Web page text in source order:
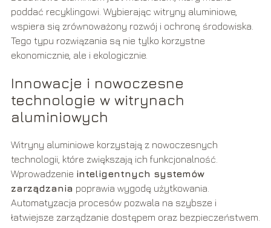
poddać recyklingowi. Wybierając witryny aluminiowe,
wspiera się zrównoważony rozwój i ochronę środowiska.
Tego typu rozwiązania są nie tylko korzystne
ekonomicznie, ale i ekologicznie.
Innowacje i nowoczesne
technologie w witrynach
aluminiowych
Witryny aluminiowe korzystają z nowoczesnych
technologii, które zwiększają ich funkcjonalność.
Wprowadzenie inteligentnych systemów
zarządzania poprawia wygodę użytkowania.
Automatyzacja procesów pozwala na szybsze i
łatwiejsze zarządzanie dostępem oraz bezpieczeństwem.